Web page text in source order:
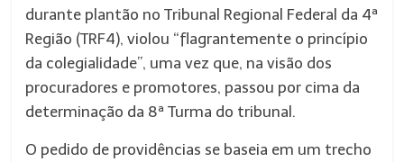
durante plantão no Tribunal Regional Federal da 4ª
Região (TRF4), violou “flagrantemente o princípio
da colegialidade”, uma vez que, na visão dos
procuradores e promotores, passou por cima da
determinação da 8ª Turma do tribunal.
O pedido de providências se baseia em um trecho